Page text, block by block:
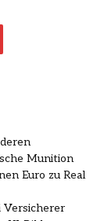
Munition
Euro zu Real
Versicherer